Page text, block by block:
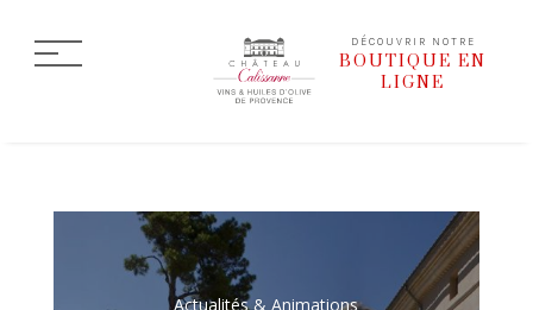
DÉCOUVRIR NOTRE
BOUTIQUE EN
LIGNE
Actualités & Animations